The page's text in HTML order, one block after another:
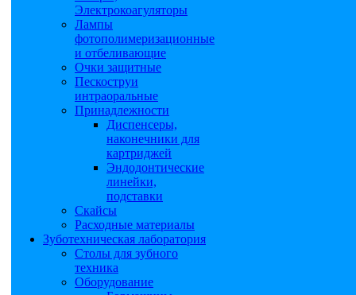
Электрокоагуляторы
Лампы
фотополимеризационные
и отбеливающие
Очки защитные
Пескоструи
интраоральные
Принадлежности
Диспенсеры,
наконечники для
картриджей
Эндодонтические
линейки,
подставки
Скайсы
Расходные материалы
Зуботехническая лаборатория
Столы для зубного
техника
Оборудование